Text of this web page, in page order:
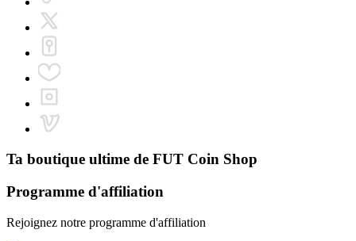
Ta boutique ultime de FUT Coin Shop
Programme d'affiliation
Rejoignez notre programme d'affiliation